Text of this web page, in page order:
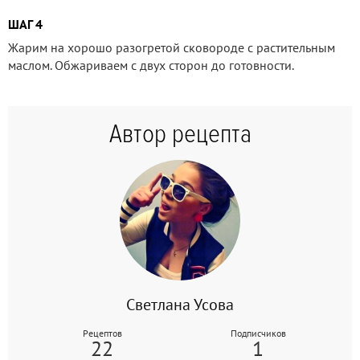
ШАГ 4
Жарим на хорошо разогретой сковороде с растительным
маслом. Обжариваем с двух сторон до готовности.
Автор рецепта
Светлана Усова
Рецептов
22
Подписчиков
1